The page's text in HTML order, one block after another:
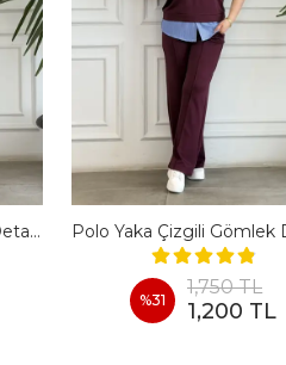
Polo Yaka Çizgili Gömlek Detaylı Kısa Kollu Takım - SIYAH
%31
1,750 TL
1,200 TL